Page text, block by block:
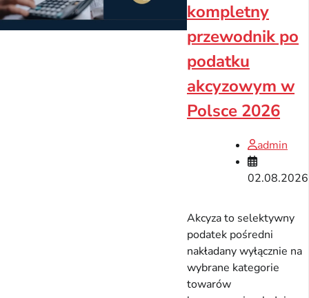
kompletny
przewodnik po
podatku
akcyzowym w
Polsce 2026
admin
02.08.2026
Akcyza to selektywny
podatek pośredni
nakładany wyłącznie na
wybrane kategorie
towarów